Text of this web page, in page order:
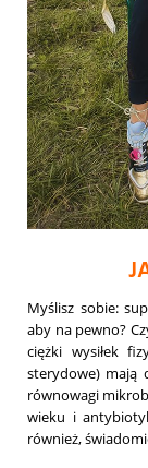
Myślisz sobie:
aby na pewno?
ciężki wysiłek
sterydowe) mają
równowagi
wieku i
również,